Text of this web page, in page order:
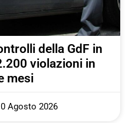
della GdF in
violazioni in
mesi
Agosto 2026